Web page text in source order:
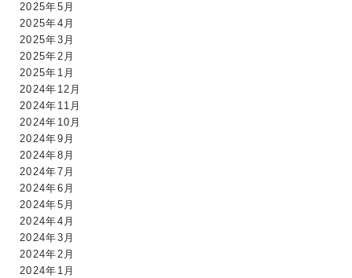
2025年5月
2025年4月
2025年3月
2025年2月
2025年1月
2024年12月
2024年11月
2024年10月
2024年9月
2024年8月
2024年7月
2024年6月
2024年5月
2024年4月
2024年3月
2024年2月
2024年1月